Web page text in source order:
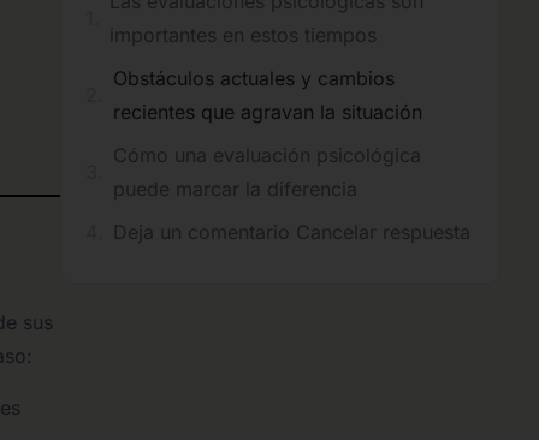
sus
importantes en estos tiempos
Obstáculos actuales y cambios
recientes que agravan la situación
Cómo una evaluación psicológica
puede marcar la diferencia
Deja un comentario Cancelar respuesta